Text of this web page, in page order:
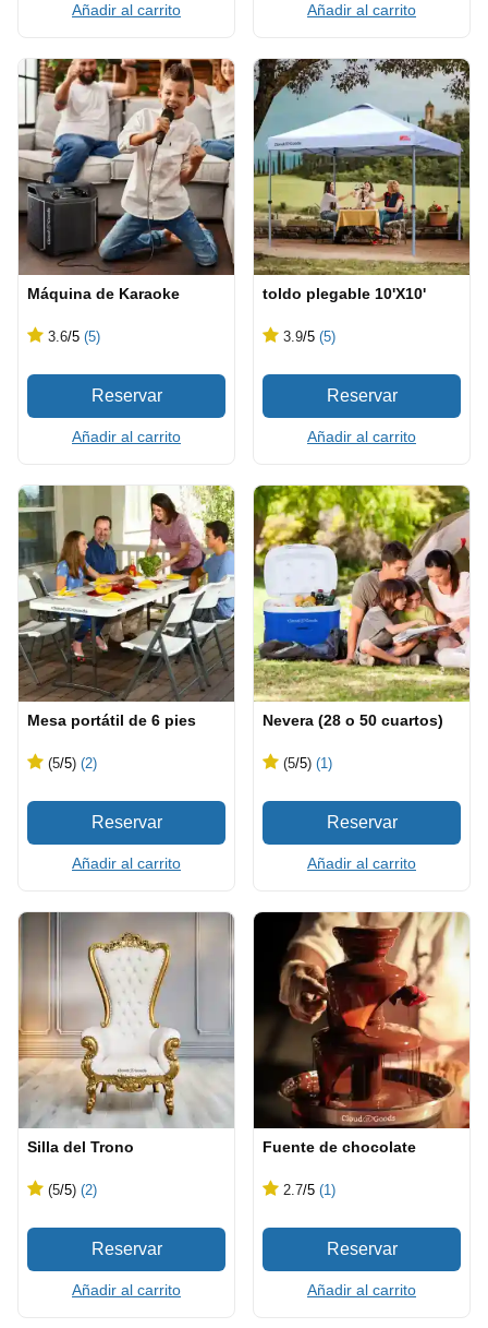
Añadir al carrito Añadir al carrito
Máquina de Karaoke
3.6/5 (5)
Añadir al carrito
toldo plegable 10'X10'
3.9/5 (5)
Añadir al carrito
Mesa portátil de 6 pies
(5/5) (2)
Añadir al carrito
Nevera (28 o 50 cuartos)
(5/5) (1)
Añadir al carrito
Silla del Trono
(5/5) (2)
Añadir al carrito
Fuente de chocolate
2.7/5 (1)
Añadir al carrito